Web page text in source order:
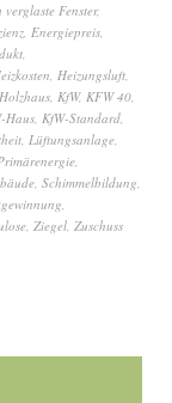
Fenster,
, Energiepreis,
,
, Heizungsluft,
Holzhaus, KfW, KFW 40,
Haus, KfW-Standard,
, Lüftungsanlage,
,
, Schimmelbildung,
,
, Ziegel, Zuschuss